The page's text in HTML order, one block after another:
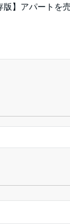
版】アパートを